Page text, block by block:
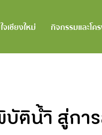
เชียงใหม่ กิจกรรมและโค
ติน้ำิ สู่กา